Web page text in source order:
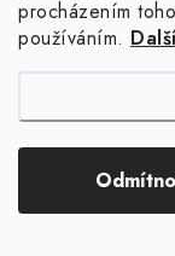
procházením
používáním.
E-mail
Vložením e-mailu